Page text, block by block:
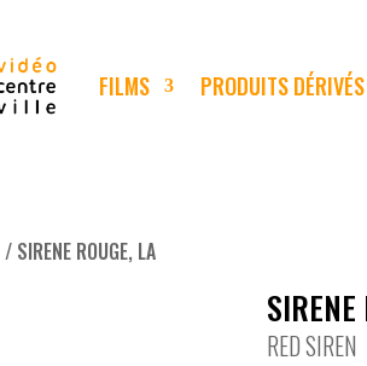
FILMS PRODUITS DÉRIVÉS
/ SIRENE ROUGE, LA
SIRENE
RED SIREN